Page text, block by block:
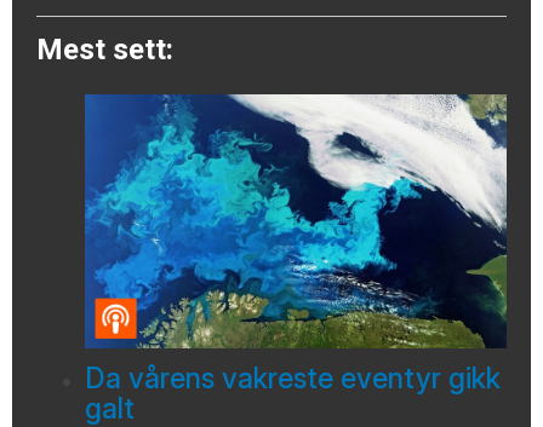
Mest sett:
Da vårens vakreste eventyr gikk
galt